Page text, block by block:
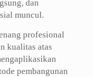
dan
muncul.
profesional
kualitas atas
pembangunan